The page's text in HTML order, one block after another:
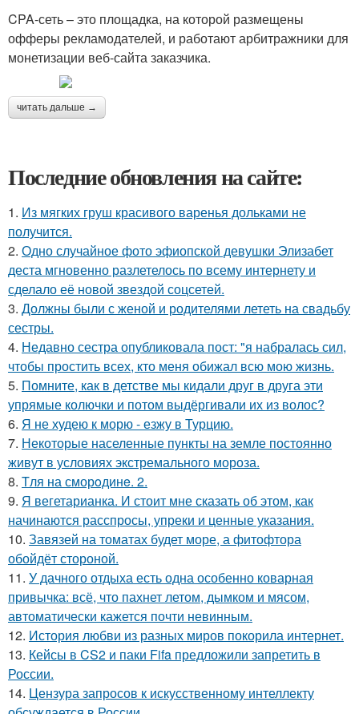
CPA-сеть – это площадка, на которой размещены
офферы рекламодателей, и работают арбитражники для
монетизации веб-сайта заказчика.
читать дальше →
Последние обновления на сайте:
1. Из мягких груш красивого варенья дольками не
получится.
2. Одно случайное фото эфиопской девушки Элизабет
деста мгновенно разлетелось по всему интернету и
сделало её новой звездой соцсетей.
3. Должны были с женой и родителями лететь на свадьбу
сестры.
4. Недавно сестра опубликовала пост: "я набралась сил,
чтобы простить всех, кто меня обижал всю мою жизнь.
5. Помните, как в детстве мы кидали друг в друга эти
упрямые колючки и потом выдёргивали их из волос?
6. Я не худею к морю - езжу в Турцию.
7. Некоторые населенные пункты на земле постоянно
живут в условиях экстремального мороза.
8. Tля на сморoдинe. 2.
9. Я вегетарианка. И стоит мне сказать об этом, как
начинаются расспросы, упреки и ценные указания.
10. Завязей на томатах будет море, а фитофтора
обойдёт стороной.
11. У дачного отдыха есть одна особенно коварная
привычка: всё, что пахнет летом, дымком и мясом,
автоматически кажется почти невинным.
12. История любви из разных миров покорила интернет.
13. Кейсы в CS2 и паки Fifa предложили запретить в
России.
14. Цензура запросов к искусственному интеллекту